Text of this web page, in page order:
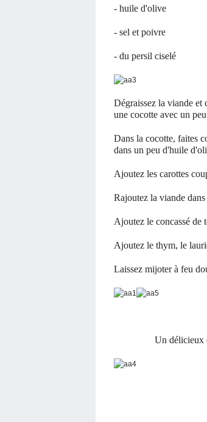
- huile d'olive
- sel et poivre
- du persil ciselé
Dégraissez la viande et
une cocotte avec un
Dans la cocotte, faites
dans un peu d'huile
Ajoutez les carottes
Rajoutez la viande
Ajoutez le concassé de
Ajoutez le thym, le
Laissez mijoter à feu
Un délicieux